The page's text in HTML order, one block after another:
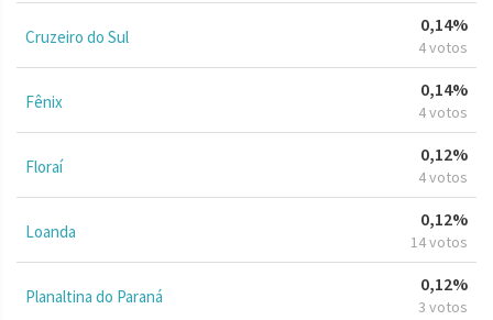
Cruzeiro do Sul
0,14%
4 votos
Fênix
0,14%
4 votos
Floraí
0,12%
4 votos
Loanda
0,12%
14 votos
Planaltina do Paraná
0,12%
3 votos